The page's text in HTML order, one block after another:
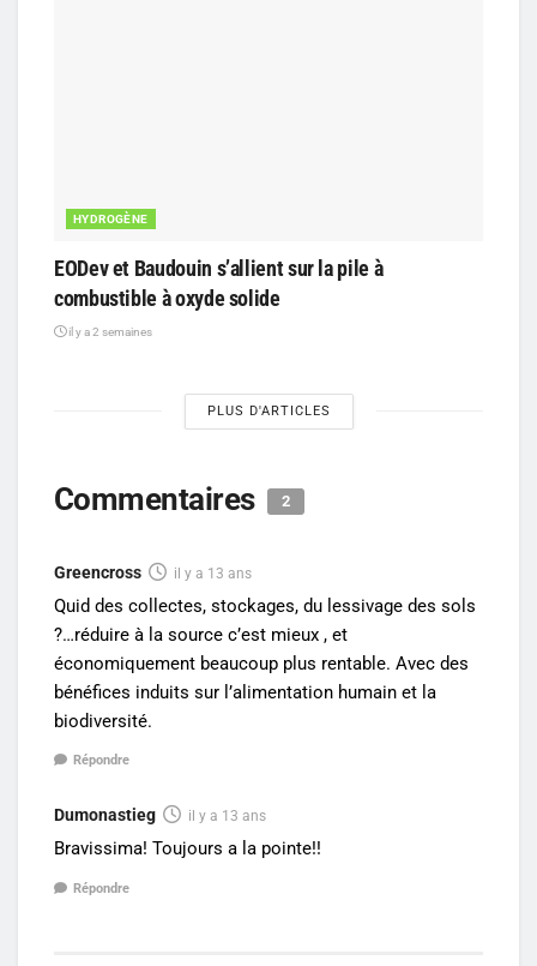
HYDROGÈNE
EODev et Baudouin s’allient sur la pile à
combustible à oxyde solide
il y a 2 semaines
PLUS D'ARTICLES
Commentaires 2
Greencross il y a 13 ans
Quid des collectes, stockages, du lessivage des sols
?…réduire à la source c’est mieux , et
économiquement beaucoup plus rentable. Avec des
bénéfices induits sur l’alimentation humain et la
biodiversité.
Répondre
Dumonastieg il y a 13 ans
Bravissima! Toujours a la pointe!!
Répondre